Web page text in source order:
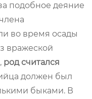
подобное деяние
во время осады
вражеской
род считался
должен был
быками. В